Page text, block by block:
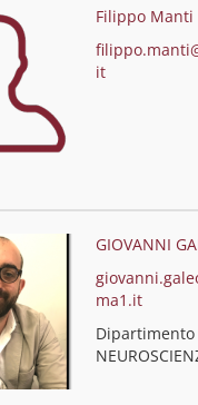
Filippo Manti
it
GIOVANNI
ma1.it
Dipartimento